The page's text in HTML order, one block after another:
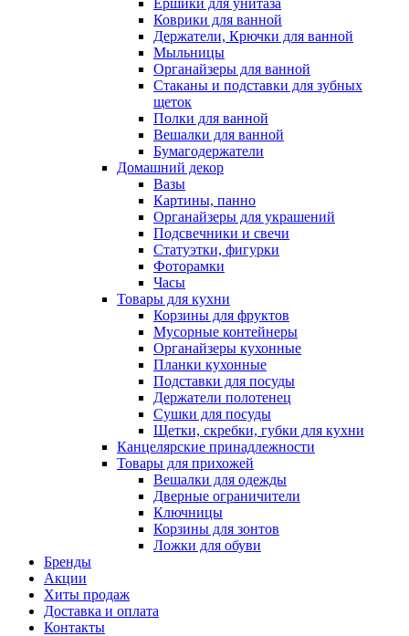
Ершики для унитаза
Коврики для ванной
Держатели, Крючки для ванной
Мыльницы
Органайзеры для ванной
Стаканы и подставки для зубных
щеток
Полки для ванной
Вешалки для ванной
Бумагодержатели
Домашний декор
Вазы
Картины, панно
Органайзеры для украшений
Подсвечники и свечи
Статуэтки, фигурки
Фоторамки
Часы
Товары для кухни
Корзины для фруктов
Мусорные контейнеры
Органайзеры кухонные
Планки кухонные
Подставки для посуды
Держатели полотенец
Сушки для посуды
Щетки, скребки, губки для кухни
Канцелярские принадлежности
Товары для прихожей
Вешалки для одежды
Дверные ограничители
Ключницы
Корзины для зонтов
Ложки для обуви
Бренды
Акции
Хиты продаж
Доставка и оплата
Контакты